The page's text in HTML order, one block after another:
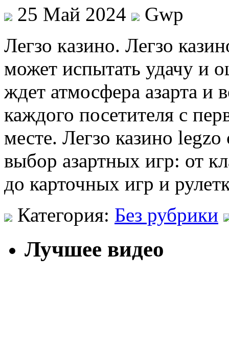
25 Май 2024
Gwp
Лeгзo кaзинo. Лeгзo
может испытать удачу и
ждет атмосфера азарта и
каждого посетителя с
месте. Легзо казино
выбор азартных игр: от
до карточных игр и
Категория: Без рубрики
Лучшее видео